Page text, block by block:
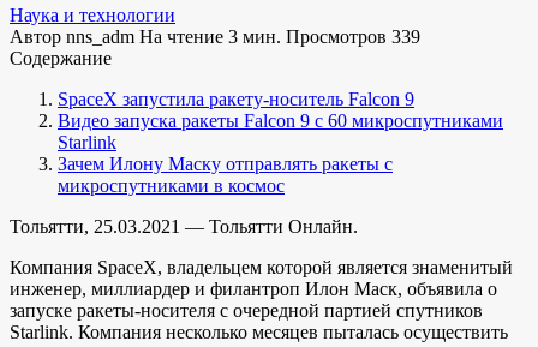
Наука и технологии
Автор nns_adm На чтение 3 мин. Просмотров 339
Содержание
SpaceX запустила ракету-носитель Falcon 9
Видео запуска ракеты Falcon 9 с 60 микроспутниками
Starlink
Зачем Илону Маску отправлять ракеты с
микроспутниками в космос
Тольятти, 25.03.2021 — Тольятти Онлайн.
Компания SpaceX, владельцем которой является знаменитый
инженер, миллиардер и филантроп Илон Маск, объявила о
запуске ракеты-носителя с очередной партией спутников
Starlink. Компания несколько месяцев пыталась осуществить